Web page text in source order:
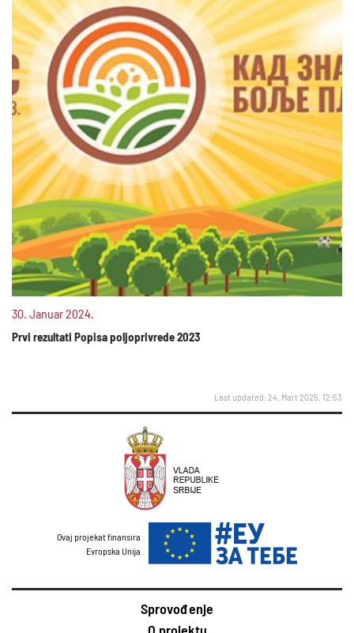
30. Januar 2024.
Prvi rezultati Popisa poljoprivrede 2023
Last updated: 24. Mart 2025. 12:53
Ovaj projekat finansira
Evropska Unija
Sprovođenje